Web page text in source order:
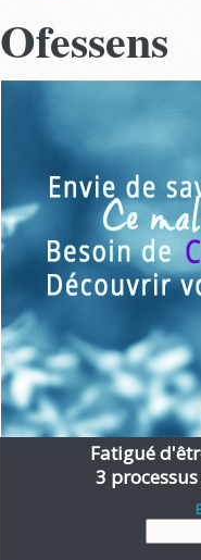
Ofessens
Fatigué
3